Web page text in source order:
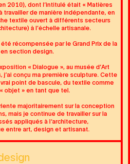
2010), dont l’intitulé était « Matières
travailler de manière indépendante, en
textile ouvert à différents secteurs
à l’échelle artisanale.
récompensée par le Grand Prix de la
section design.
« Dialogue », au musée d’Art
j’ai conçu ma première sculpture. Cette
point de bascule, du textile comme
objet » en tant que tel.
majoritairement sur la conception
mais je continue de travailler sur la
appliqués à l‘architecture,
entre art, design et artisanat.